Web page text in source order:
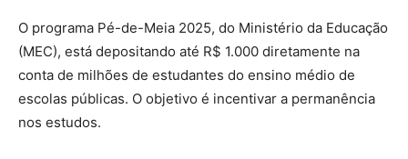
O programa Pé-de-Meia 2025, do Ministério da Educação
(MEC), está depositando até R$ 1.000 diretamente na
conta de milhões de estudantes do ensino médio de
escolas públicas. O objetivo é incentivar a permanência
nos estudos.